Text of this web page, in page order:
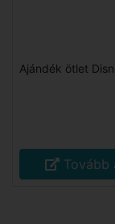
Ajándék ötlet
Tovább